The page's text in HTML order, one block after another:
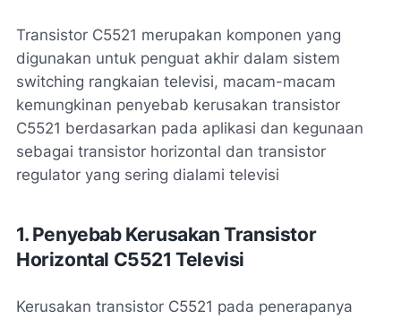
Transistor C5521 merupakan komponen yang
digunakan untuk penguat akhir dalam sistem
switching rangkaian televisi, macam-macam
kemungkinan penyebab kerusakan transistor
C5521 berdasarkan pada aplikasi dan kegunaan
sebagai transistor horizontal dan transistor
regulator yang sering dialami televisi
1. Penyebab Kerusakan Transistor
Horizontal C5521 Televisi
Kerusakan transistor C5521 pada penerapanya